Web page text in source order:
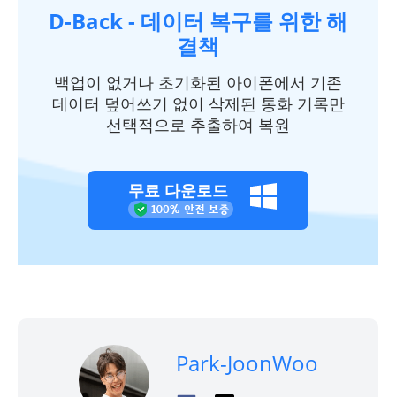
D-Back - 데이터 복구를 위한 해
결책
백업이 없거나 초기화된 아이폰에서 기존
데이터 덮어쓰기 없이 삭제된 통화 기록만
선택적으로 추출하여 복원
무료 다운로드
Park-JoonWoo